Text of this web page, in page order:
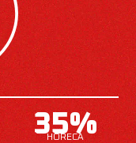
35%
HORECA